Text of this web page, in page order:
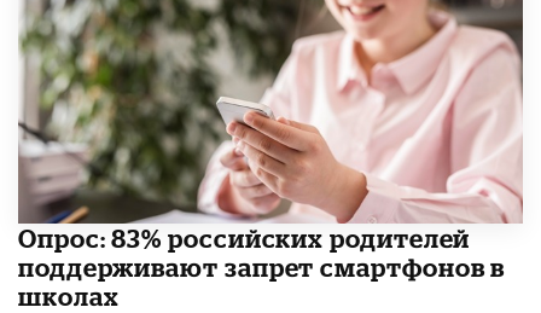
Опрос: 83% российских родителей
поддерживают запрет смартфонов в
школах